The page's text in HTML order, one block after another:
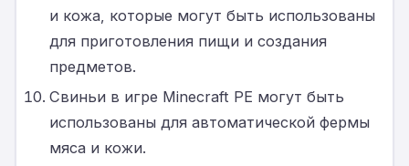
и кожа, которые могут быть использованы
для приготовления пищи и создания
предметов.
Свиньи в игре Minecraft PE могут быть
использованы для автоматической фермы
мяса и кожи.